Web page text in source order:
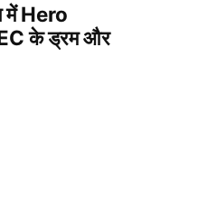
में Hero
के ड्रम और